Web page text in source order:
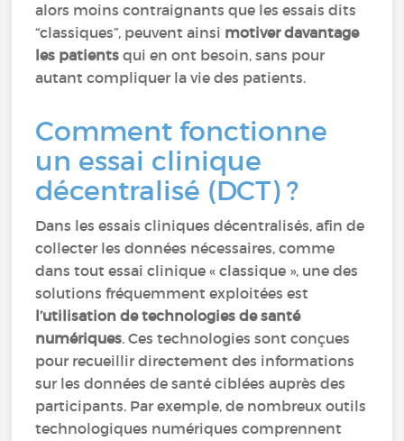
alors moins contraignants que les essais dits
“classiques”, peuvent ainsi motiver davantage
les patients qui en ont besoin, sans pour
autant compliquer la vie des patients.
Comment fonctionne
un essai clinique
décentralisé (DCT) ?
Dans les essais cliniques décentralisés, afin de
collecter les données nécessaires, comme
dans tout essai clinique « classique », une des
solutions fréquemment exploitées est
l’utilisation de technologies de santé
numériques. Ces technologies sont conçues
pour recueillir directement des informations
sur les données de santé ciblées auprès des
participants. Par exemple, de nombreux outils
technologiques numériques comprennent